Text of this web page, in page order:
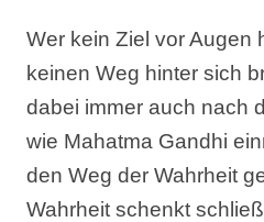
Wer kein Ziel vor Augen
keinen Weg hinter sich
dabei immer auch nach
wie Mahatma Gandhi
den Weg der Wahrheit
Wahrheit schenkt